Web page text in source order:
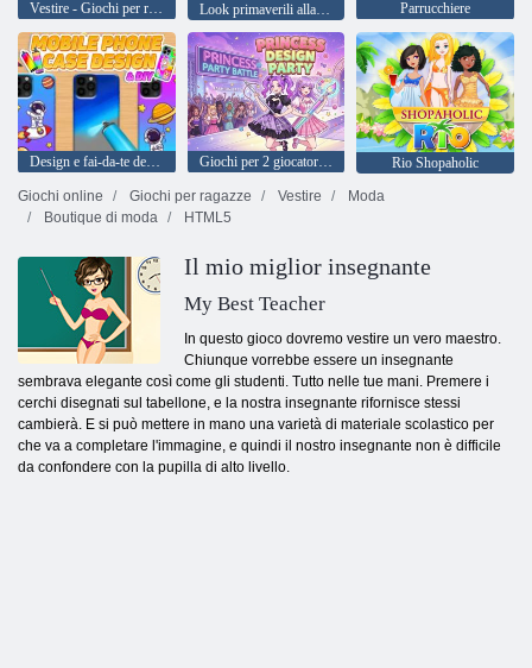
Vestire - Giochi per ragazze Look primaverili alla moda per ragazze Kitty Parrucchiere
Design e fai-da-te della custodia del telefono cellulare Giochi per 2 giocatori: Princess Design Party
Rio Shopaholic
Giochi online
Giochi per ragazze Vestire
Moda
Boutique di moda
HTML5
Il mio miglior insegnante
My Best Teacher
In questo gioco dovremo vestire un vero maestro.
Chiunque vorrebbe essere un insegnante
sembrava elegante così come gli studenti. Tutto nelle tue mani. Premere i
cerchi disegnati sul tabellone, e la nostra insegnante rifornisce stessi
cambierà. E si può mettere in mano una varietà di materiale scolastico per
che va a completare l'immagine, e quindi il nostro insegnante non è difficile
da confondere con la pupilla di alto livello.